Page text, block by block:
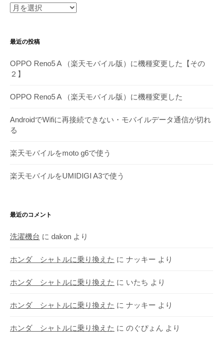
月
ー
イ
ブ
最近の投稿
OPPO Reno5 A （楽天モバイル版）に機種変更した【その
２】
OPPO Reno5 A （楽天モバイル版）に機種変更した
AndroidでWifiに再接続できない・モバイルデータ通信が切れ
る
楽天モバイルをmoto g6で使う
楽天モバイルをUMIDIGI A3で使う
最近のコメント
洗濯機台 に dakon より
ホンダ シャトルに乗り換えた に ナッキー より
ホンダ シャトルに乗り換えた に いたち より
ホンダ シャトルに乗り換えた に ナッキー より
ホンダ シャトルに乗り換えた に のぐぴょん より